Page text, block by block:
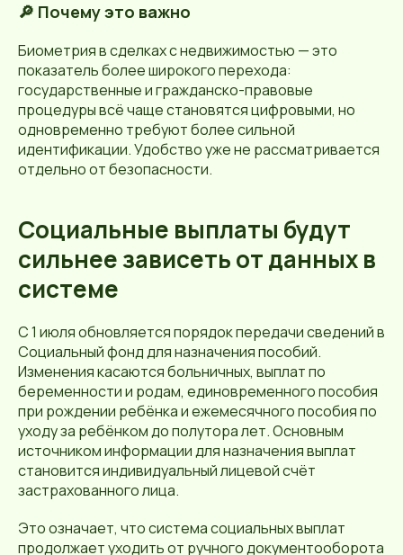
🔎 Почему это важно
Биометрия в сделках с недвижимостью — это
показатель более широкого перехода:
государственные и гражданско-правовые
процедуры всё чаще становятся цифровыми, но
одновременно требуют более сильной
идентификации. Удобство уже не рассматривается
отдельно от безопасности.
Социальные выплаты будут
сильнее зависеть от данных в
системе
С 1 июля обновляется порядок передачи сведений в
Социальный фонд для назначения пособий.
Изменения касаются больничных, выплат по
беременности и родам, единовременного пособия
при рождении ребёнка и ежемесячного пособия по
уходу за ребёнком до полутора лет. Основным
источником информации для назначения выплат
становится индивидуальный лицевой счёт
застрахованного лица.
Это означает, что система социальных выплат
продолжает уходить от ручного документооборота